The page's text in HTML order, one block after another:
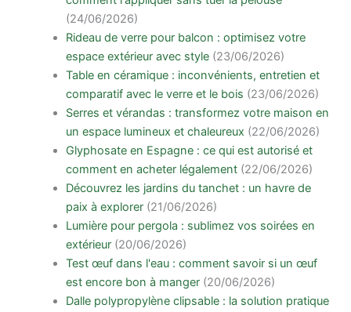
(24/06/2026)
Rideau de verre pour balcon : optimisez votre
espace extérieur avec style (23/06/2026)
Table en céramique : inconvénients, entretien et
comparatif avec le verre et le bois (23/06/2026)
Serres et vérandas : transformez votre maison en
un espace lumineux et chaleureux (22/06/2026)
Glyphosate en Espagne : ce qui est autorisé et
comment en acheter légalement (22/06/2026)
Découvrez les jardins du tanchet : un havre de
paix à explorer (21/06/2026)
Lumière pour pergola : sublimez vos soirées en
extérieur (20/06/2026)
Test œuf dans l'eau : comment savoir si un œuf
est encore bon à manger (20/06/2026)
Dalle polypropylène clipsable : la solution pratique